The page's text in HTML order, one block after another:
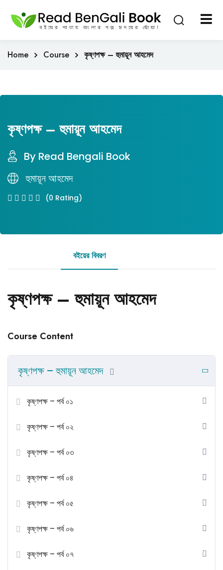
Home Course কৃষ্ণপক্ষ – হুমায়ূন আহমেদ
কৃষ্ণপক্ষ – হুমায়ূন আহমেদ
By Read Bengali Book
হুমায়ূন আহমেদ
(0 Rating)
বইয়ের বিবরণ
কৃষ্ণপক্ষ – হুমায়ূন আহমেদ
Course Content
কৃষ্ণপক্ষ – হুমায়ূন আহমেদ
কৃষ্ণপক্ষ – পর্ব ০১
কৃষ্ণপক্ষ – পর্ব ০২
কৃষ্ণপক্ষ – পর্ব ০৩
কৃষ্ণপক্ষ – পর্ব ০৪
কৃষ্ণপক্ষ – পর্ব ০৫
কৃষ্ণপক্ষ – পর্ব ০৬
কৃষ্ণপক্ষ – পর্ব ০৭
Sign in Sign up
Sign in
Remember me